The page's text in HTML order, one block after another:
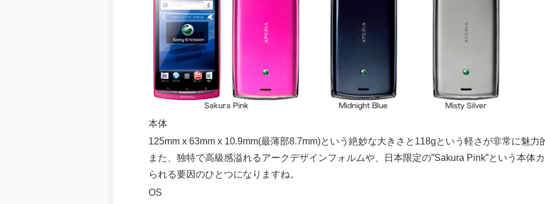
本体
125mm x 63mm x 10.9mm(最薄部8.7mm)という絶妙な大きさと118gという軽さが非常に魅力
また、独特で高級感溢れるアークデザインフォルムや、日本限定の”Sakura Pink”という本体
られる要因のひとつになりますね。
OS